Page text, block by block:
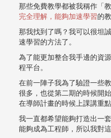
那些免費教學都被我稱作「
完全理解，能夠加速學習的
那我找到了嗎？我可以很坦
速學習的方法了。
為了能更加整合我手邊的資
程平台。
在前一陣子我為了驗證一些
很多，也從第二期的時候開
在導師計畫的時候上課講重
我一直都希望能夠打造出一
能夠成為工程師，所以我對